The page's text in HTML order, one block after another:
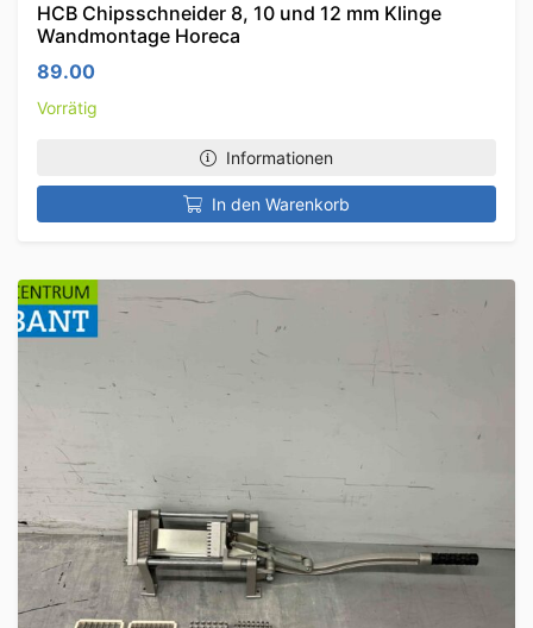
HCB Chipsschneider 8, 10 und 12 mm Klinge
Wandmontage Horeca
89.00
Vorrätig
Informationen
In den Warenkorb